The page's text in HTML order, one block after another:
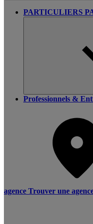
PARTICULIERS
Professionnels &
agence Trouver une